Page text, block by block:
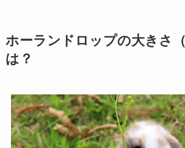
ホーランドロップの大きさ（
は？